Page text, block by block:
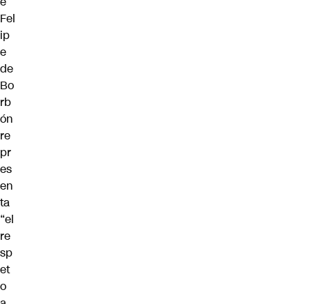
Fel
ip
e
de
Bo
rb
ón
re
pr
es
en
ta
“el
re
sp
et
o